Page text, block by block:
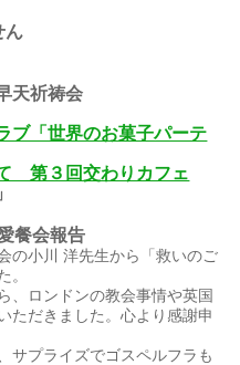
ん
天祈祷会
ブ「世界のお菓子パーテ
第３回交わりカフェ
餐会報告
の小川 洋先生から「救いのご
。
、ロンドンの教会事情や英国
ただきました。心より感謝申
サプライズでゴスペルフラも